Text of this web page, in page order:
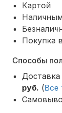
Картой
Покупка
Способы
руб. (Все